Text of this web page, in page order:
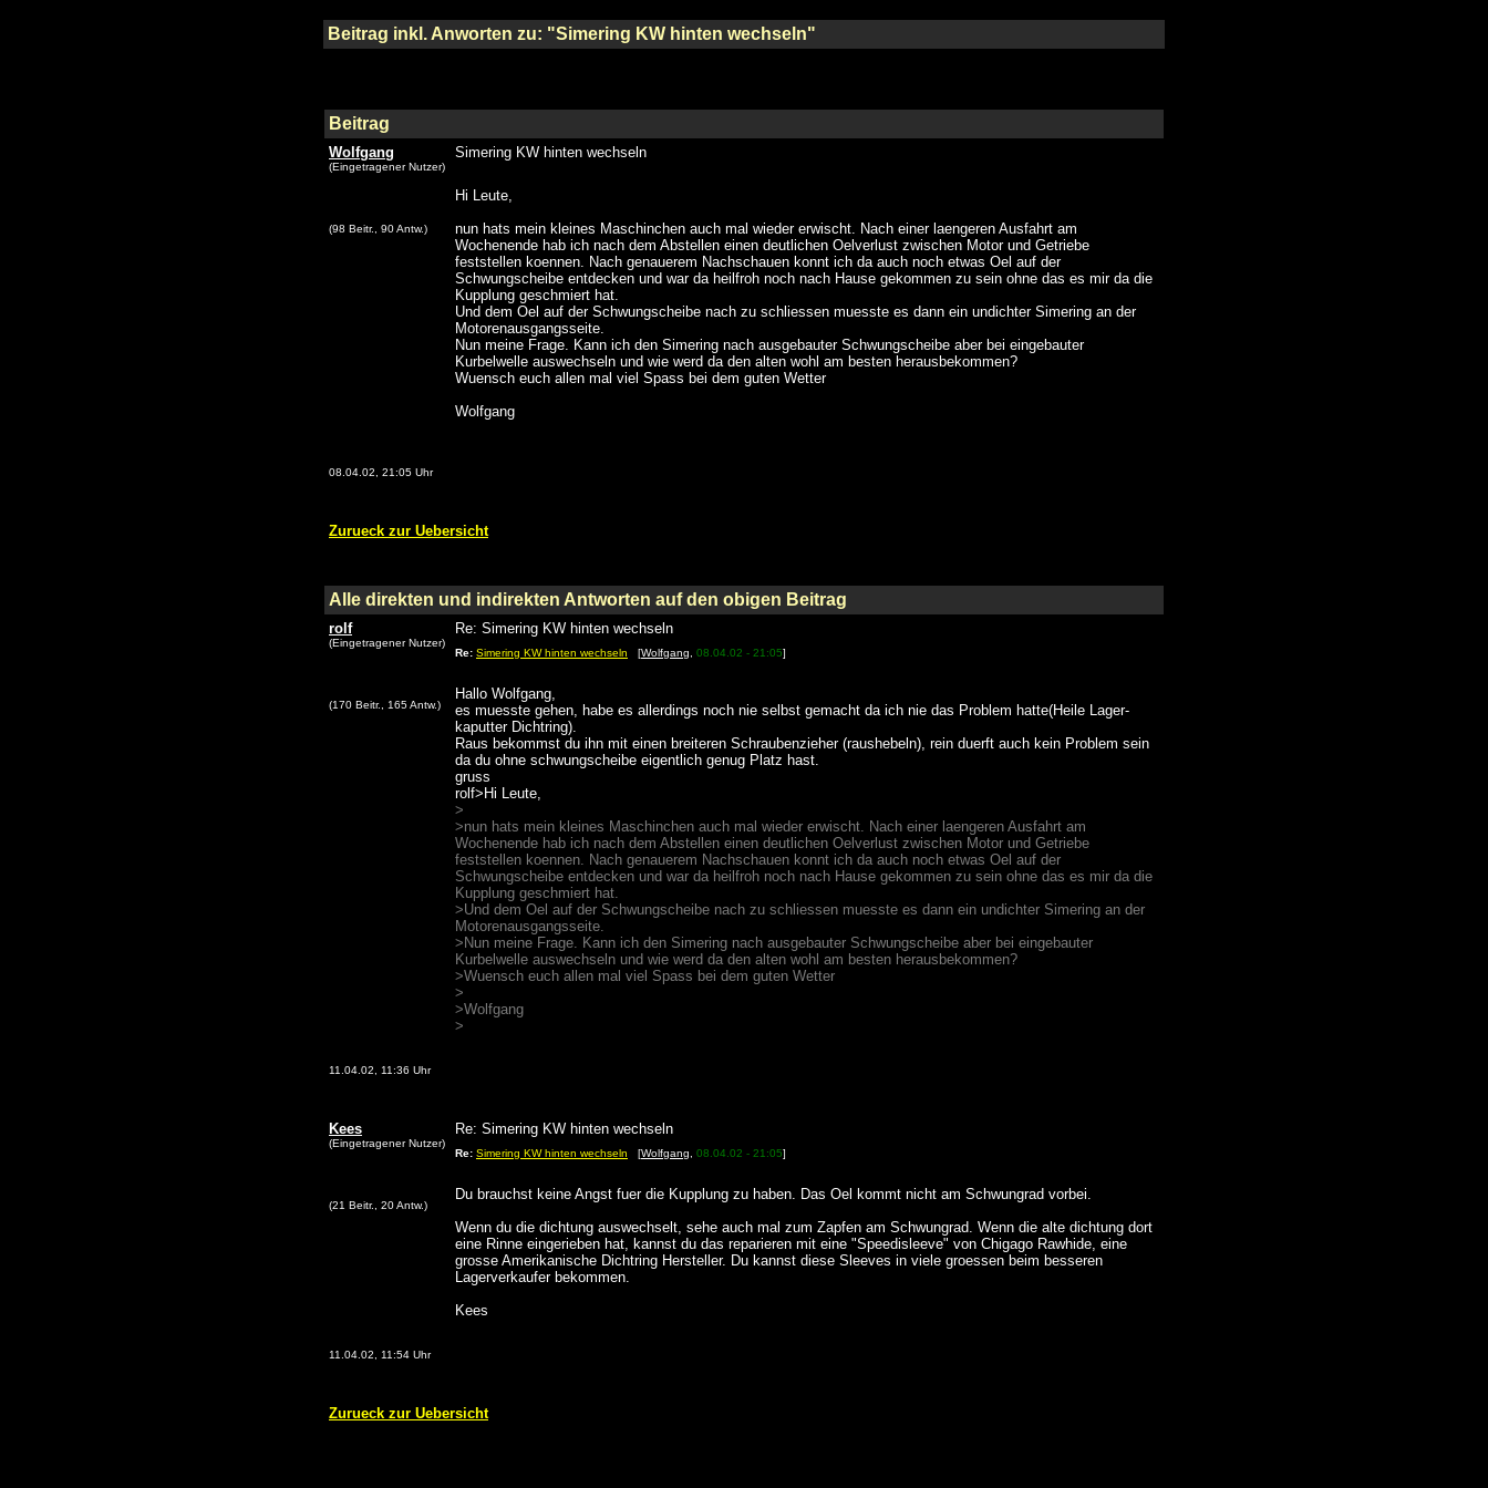
Beitrag inkl. Anworten zu: "Simering KW hinten wechseln"
Beitrag
Wolfgang
(Eingetragener Nutzer)
(98 Beitr., 90 Antw.)
Simering KW hinten wechseln
Hi Leute,
nun hats mein kleines Maschinchen auch mal wieder erwischt. Nach einer laengeren Ausfahrt am
Wochenende hab ich nach dem Abstellen einen deutlichen Oelverlust zwischen Motor und Getriebe
feststellen koennen. Nach genauerem Nachschauen konnt ich da auch noch etwas Oel auf der
Schwungscheibe entdecken und war da heilfroh noch nach Hause gekommen zu sein ohne das es mir da die
Kupplung geschmiert hat.
Und dem Oel auf der Schwungscheibe nach zu schliessen muesste es dann ein undichter Simering an der
Motorenausgangsseite.
Nun meine Frage. Kann ich den Simering nach ausgebauter Schwungscheibe aber bei eingebauter
Kurbelwelle auswechseln und wie werd da den alten wohl am besten herausbekommen?
Wuensch euch allen mal viel Spass bei dem guten Wetter
Wolfgang
08.04.02, 21:05 Uhr
Zurueck zur Uebersicht
Alle direkten und indirekten Antworten auf den obigen Beitrag
rolf
(Eingetragener Nutzer)
(170 Beitr., 165 Antw.)
Re: Simering KW hinten wechseln
Re: Simering KW hinten wechseln [Wolfgang 08.04.02 - 21:05]
Hallo Wolfgang,
es muesste gehen, habe es allerdings noch nie selbst gemacht da ich nie das Problem hatte(Heile Lager-
kaputter Dichtring).
Raus bekommst du ihn mit einen breiteren Schraubenzieher (raushebeln), rein duerft auch kein Problem sein
da du ohne schwungscheibe eigentlich genug Platz hast.
gruss
rolf>Hi Leute,
>
>nun hats mein kleines Maschinchen auch mal wieder erwischt. Nach einer laengeren Ausfahrt am
Wochenende hab ich nach dem Abstellen einen deutlichen Oelverlust zwischen Motor und Getriebe
feststellen koennen. Nach genauerem Nachschauen konnt ich da auch noch etwas Oel auf der
Schwungscheibe entdecken und war da heilfroh noch nach Hause gekommen zu sein ohne das es mir da die
Kupplung geschmiert hat.
>Und dem Oel auf der Schwungscheibe nach zu schliessen muesste es dann ein undichter Simering an der
Motorenausgangsseite.
>Nun meine Frage. Kann ich den Simering nach ausgebauter Schwungscheibe aber bei eingebauter
Kurbelwelle auswechseln und wie werd da den alten wohl am besten herausbekommen?
>Wuensch euch allen mal viel Spass bei dem guten Wetter
>
>Wolfgang
>
11.04.02, 11:36 Uhr
Kees
(Eingetragener Nutzer)
(21 Beitr., 20 Antw.)
Re: Simering KW hinten wechseln
Re: Simering KW hinten wechseln [Wolfgang 08.04.02 - 21:05]
Du brauchst keine Angst fuer die Kupplung zu haben. Das Oel kommt nicht am Schwungrad vorbei.
Wenn du die dichtung auswechselt, sehe auch mal zum Zapfen am Schwungrad. Wenn die alte dichtung dort
eine Rinne eingerieben hat, kannst du das reparieren mit eine "Speedisleeve" von Chigago Rawhide, eine
grosse Amerikanische Dichtring Hersteller. Du kannst diese Sleeves in viele groessen beim besseren
Lagerverkaufer bekommen.
Kees
11.04.02, 11:54 Uhr
Zurueck zur Uebersicht